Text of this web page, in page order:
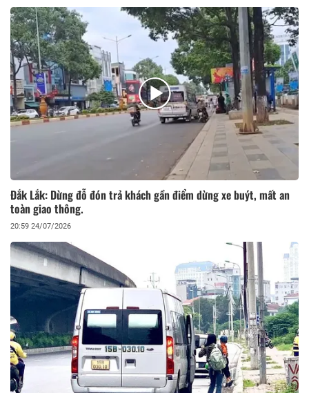
công an phường địa bàn xử lý theo quy định.
Đắk Lắk: Dừng đỗ đón trả khách gần điểm dừng xe buýt, mất an
toàn giao thông.
20:59 24/07/2026